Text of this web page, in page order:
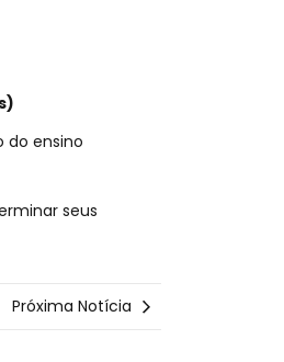
do ensino
seus
Próxima Notícia